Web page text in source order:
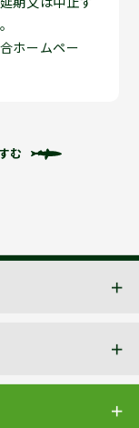
ホームペー
む